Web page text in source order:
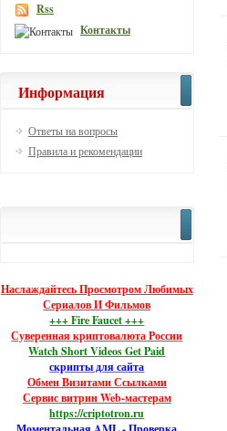
Rss
Контакты
Информация
Ответы на вопросы
Правила и рекомендации
Наслаждайтесь Просмотром Любимых
Сериалов И Фильмов
+++ Fire Faucet +++
Суверенная криптовалюта России
Watch Short Videos Get Paid
скрипты для сайта
Обмен Визитами Ссылками
Сервис витрин Web-мастерам
https://criptotron.ru